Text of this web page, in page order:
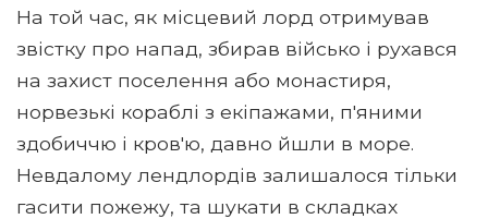
На той час, як місцевий лорд отримував
звістку про напад, збирав військо і рухався
на захист поселення або монастиря,
норвезькі кораблі з екіпажами, п'яними
здобиччю і кров'ю, давно йшли в море.
Невдалому лендлордів залишалося тільки
гасити пожежу, та шукати в складках